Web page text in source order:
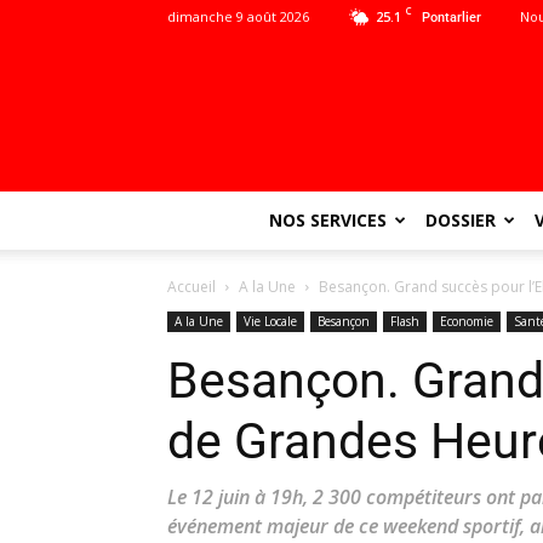
25.1 C Pontarlier
dimanche 9 août 2026
NOS SERVICES DOSSIER
Accueil A la Une Besançon. Grand succès pour
A la Une Vie Locale Besançon Flash Economie
Besançon.
de Grandes
Le 12 juin à 19h, 2 300 compétiteurs ont
événement majeur de ce weekend sportif,